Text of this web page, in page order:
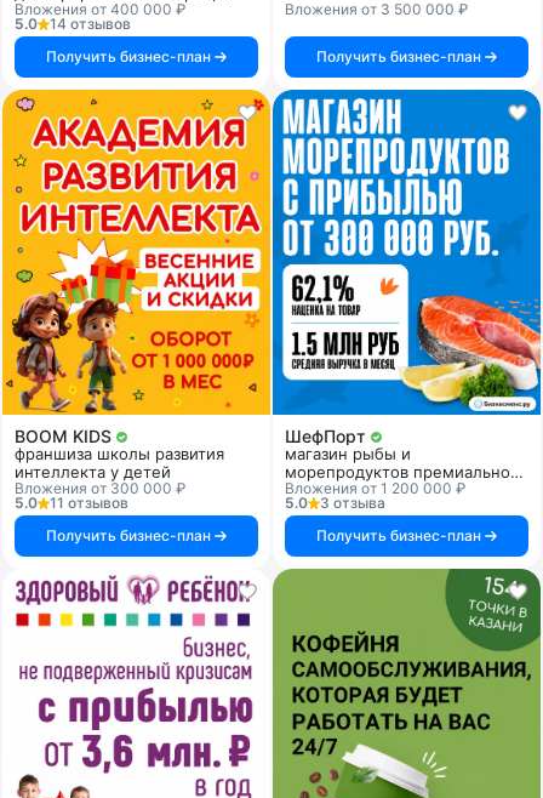
продукции и услуг
Вложения от 400 000 ₽
5.0
14 отзывов
Получить бизнес-план
Вложения от 3 500 000 ₽
Получить бизнес-план
BOOM KIDS
франшиза школы развития
интеллекта у детей
Вложения от 300 000 ₽
5.0
11 отзывов
Получить бизнес-план
ШефПорт
магазин рыбы и
морепродуктов премиального
качества
Вложения от 1 200 000 ₽
5.0
3 отзыва
Получить бизнес-план